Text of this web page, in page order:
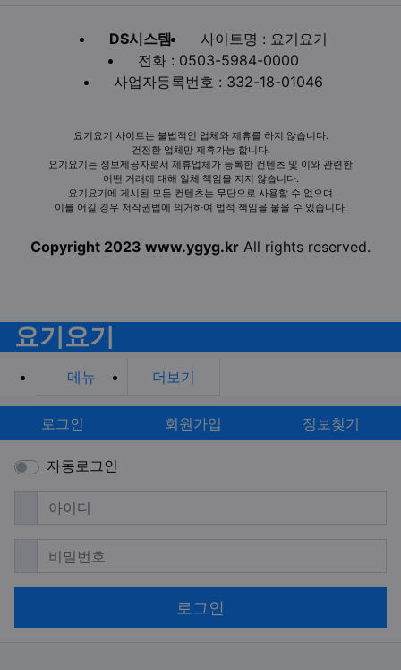
DS시스템
사이트명 : 요기요기
전화 : 0503-5984-0000
사업자등록번호 : 332-18-01046
요기요기 사이트는 불법적인 업체와 제휴를 하지 않습니다.
건전한 업체만 제휴가능 합니다.
요기요기는 정보제공자로서 제휴업체가 등록한 컨텐츠 및 이와 관련한
어떤 거래에 대해 일체 책임을 지지 않습니다.
요기요기에 게시된 모든 컨텐츠는 무단으로 사용할 수 없으며
이를 어길 경우 저작권법에 의거하여 법적 책임을 물을 수 있습니다.
Copyright 2023 www.ygyg.kr All rights reserved.
요기요기
메뉴 더보기
로그인 회원가입 정보찾기
자동로그인
아이디 필수
비밀번호필수
로그인